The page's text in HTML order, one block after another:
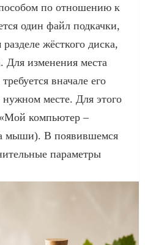
по отношению к
один файл подкачки,
жёсткого диска,
Для изменения места
вначале его
нужном месте. Для этого
компьютер –
мыши). В появившемся
параметры